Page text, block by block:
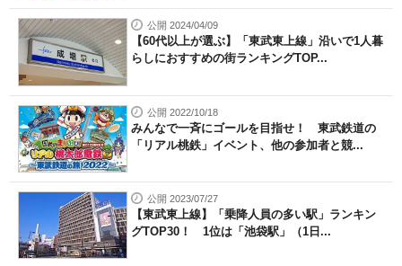
公開 2024/04/09
【60代以上が選ぶ】「東武東上線」沿いで1人暮
らしにおすすめの街ランキングTOP...
公開 2022/10/18
みんなで一斉にゴールを目指せ！ 東武鉄道の
「リアル桃鉄」イベント、他の参加者と競...
公開 2023/07/27
【東武東上線】「乗降人員の多い駅」ランキン
グTOP30！ 1位は「池袋駅」（1日...